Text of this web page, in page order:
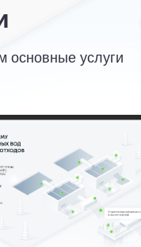
основные услуги